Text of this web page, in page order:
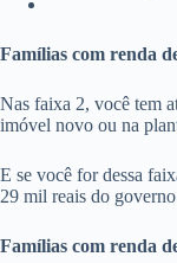
Famílias com renda
Nas faixa 2, você tem
imóvel novo ou na
E se você for dessa
29 mil reais do governo
Famílias com renda